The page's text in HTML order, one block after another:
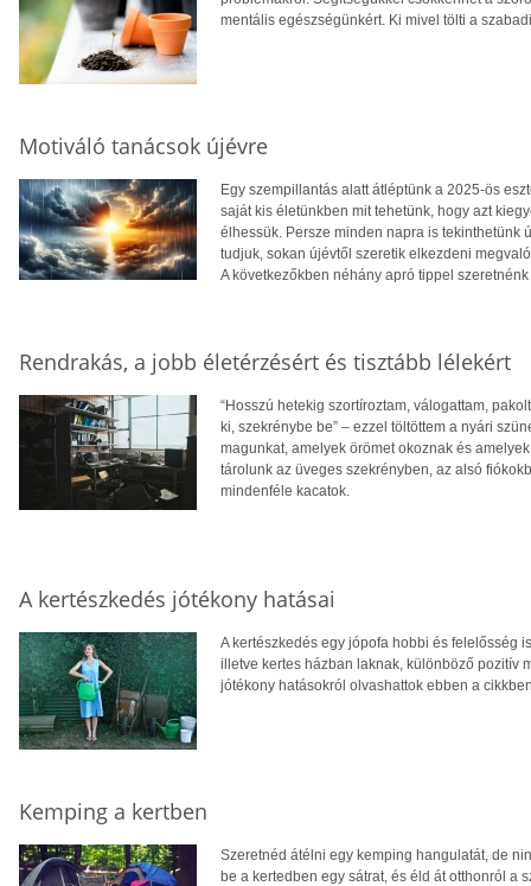
mentális egészségünkért. Ki mivel tölti a
Motiváló tanácsok újévre
Egy szempillantás alatt átléptünk a 2025-ös
saját kis életünkben mit tehetünk, hogy azt
élhessük. Persze minden napra is tekinthetünk
tudjuk, sokan újévtől szeretik elkezdeni
A következőkben néhány apró tippel
Rendrakás, a jobb életérzésért és tisztább lélekért
“Hosszú hetekig szortíroztam, válogattam,
ki, szekrénybe be” – ezzel töltöttem a nyári
magunkat, amelyek örömet okoznak és
tárolunk az üveges szekrényben, az alsó
mindenféle kacatok.
A kertészkedés jótékony hatásai
A kertészkedés egy jópofa hobbi és felelősség
illetve kertes házban laknak, különböző pozitív
jótékony hatásokról olvashattok ebben a
Kemping a kertben
Szeretnéd átélni egy kemping hangulatát, de
be a kertedben egy sátrat, és éld át otthonról a